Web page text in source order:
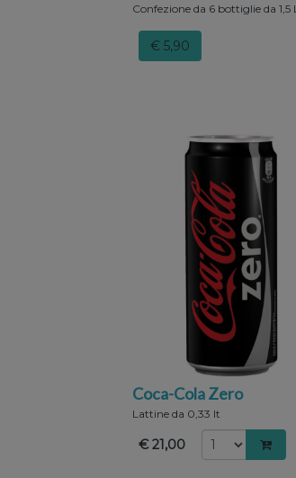
Confezione da 6 bottiglie da 1,5 L
€ 5,90
Coca-Cola Zero
Lattine da 0,33 lt
€ 21,00